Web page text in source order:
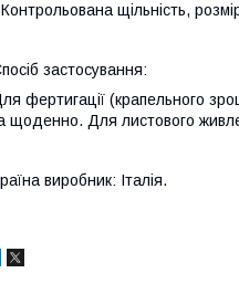
щільність,
застосування:
фертигації (крапельного
щоденно. Для листового
виробник: Італія.